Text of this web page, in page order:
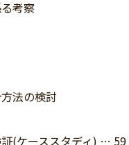
考察
法の検討
(ケーススタディ) … 59